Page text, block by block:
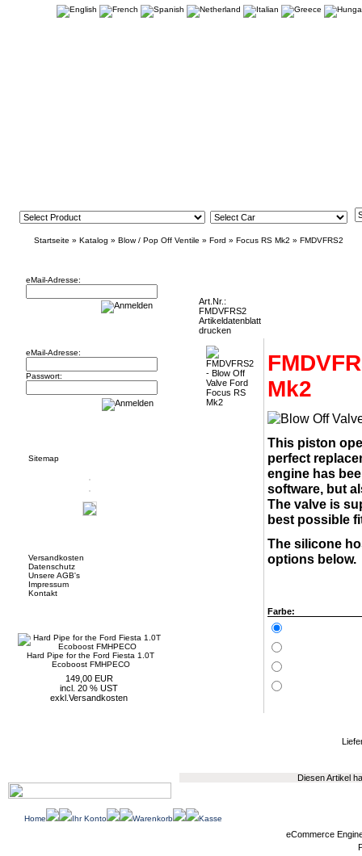
Startseite » Katalog » Blow / Pop Off Ventile » Ford » Focus RS Mk2 » FMDVFRS2
eMail-Adresse:
eMail-Adresse:
Passwort:
Sitemap
Versandkosten
Datenschutz
Unsere AGB's
Impressum
Kontakt
Hard Pipe for the Ford Fiesta 1.0T
Ecoboost FMHPECO
149,00 EUR
incl. 20 % UST
exkl. Versandkosten
Art.Nr.:
FMDVFRS2
Artikeldatenblatt
drucken
Mk2
This piston
perfect
engine has
software, but
The valve is
best possible
The silicone
options below.
Farbe:
Diesen Artikel
Home Ihr Konto Warenkorb Kasse
eCommerce